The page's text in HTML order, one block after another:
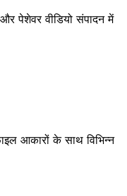
पेशेवर वीडियो संपादन में
आकारों के साथ विभिन्न